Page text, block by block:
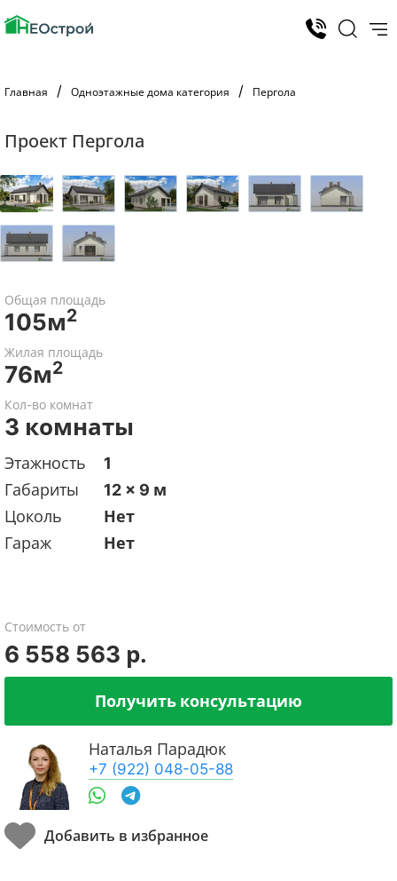
Главная Одноэтажные дома категория Пергола
Проект Пергола
Общая площадь
105м2
Жилая площадь
76м2
Кол-во комнат
3 комнаты
Этажность
1
Габариты
12 x 9 м
Цоколь
Нет
Гараж
Нет
Стоимость от
6 558 563 р.
Получить консультацию
Наталья Парадюк
+7 (922) 048-05-88